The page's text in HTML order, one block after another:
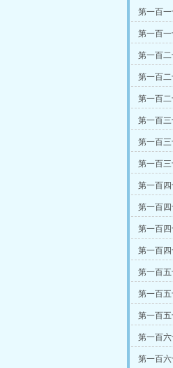
第一百
第一百
第一百
第一百
第一百
第一百
第一百
第一百
第一百
第一百
第一百
第一百
第一百
第一百
第一百
第一百
第一百